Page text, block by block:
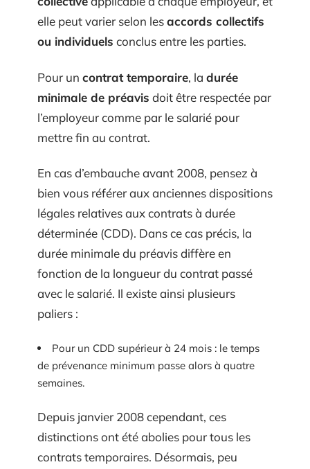
elle peut varier selon lesaccords collectifs
ou individuels conclus entre les parties.
Pour un contrat temporaire, la durée
minimale de préavis doit être respectée par
l’employeur comme par le salarié pour
mettre fin au contrat.
En cas d’embauche avant 2008, pensez à
bien vous référer aux anciennes dispositions
légales relatives aux contrats à durée
déterminée (CDD). Dans ce cas précis, la
durée minimale du préavis diffère en
fonction de la longueur du contrat passé
avec le salarié. Il existe ainsi plusieurs
paliers :
Pour un CDD supérieur à 24 mois : le temps
de prévenance minimum passe alors à quatre
semaines.
Depuis janvier 2008 cependant, ces
distinctions ont été abolies pour tous les
contrats temporaires. Désormais, peu